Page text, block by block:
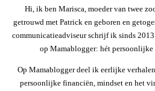
Hi, ik ben Marisca, moeder van twee
getrouwd met Patrick en geboren en
communicatieadviseur schrijf ik sinds
op Mamablogger: hét
Op Mamablogger deel ik eerlijke
persoonlijke financiën, mindset en het